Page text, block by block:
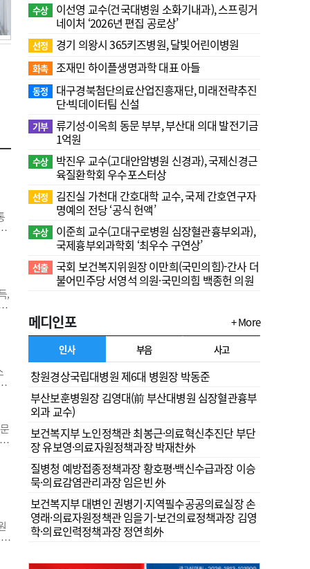
,
수상
이선영 교수(건국대병원 소화기내과), 스프링거
네이처 ‘2026년 편집 공로상’
선정 경기 의왕시 365키즈병원, 달빛어린이병원
화촉 조재민 하이플생명과학 대표 아들
동정
대구경북첨단의료산업진흥재단, 미래전략추진
단·빅데이터팀 신설
기부 류기성·이옥희 동문 부부, 부산대 의대 발전기금
1억원
수상
박진우 교수(고대안암병원 신경과), 국제신경근
육질환학회 우수포스터상
선정
김진실 가천대 간호대학 교수, 국제 간호연구자
명예의 전당 ‘공식 헌액’
수상
이준희 교수(고대구로병원 심장혈관흉부외과),
국제흉부외과학회 ‘최우수 구연상’
선출 국회 보건복지위원장 이만희(국민의힘)-간사 더
불어민주당 서영석 의원·국민의힘 백종헌 의원
메디인포 + More
인사 부음 사고
창원경상국립대병원 제6대 병원장 박동준
부산보훈병원장 김영대(前 부산대병원 심장혈관흉부
외과 교수)
보건복지부 노인정책관 최봉근·의료혁신추진단 부단
장 유보영·의료자원정책과장 박재찬外
질병청 예방접종정책과장 황호평·백신수급과장 이승
묵·의료감염관리과장 임은빈 外
보건복지부 대변인 권병기·지역필수공공의료실장 손
영래·의료자원정책관 임을기-보건의료정책과장 김영
학·의료인력정책과장 정연희外